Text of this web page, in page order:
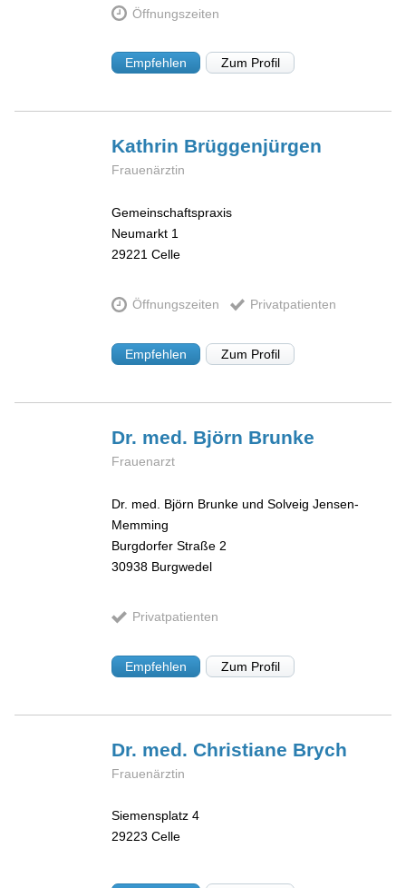
Öffnungszeiten
Empfehlen Zum Profil
Kathrin Brüggenjürgen
Frauenärztin
Gemeinschaftspraxis
Neumarkt 1
29221 Celle
Öffnungszeiten Privatpatienten
Empfehlen Zum Profil
Dr. med. Björn Brunke
Frauenarzt
Dr. med. Björn Brunke und Solveig Jensen-
Memming
Burgdorfer Straße 2
30938 Burgwedel
Privatpatienten
Empfehlen Zum Profil
Dr. med. Christiane Brych
Frauenärztin
Siemensplatz 4
29223 Celle